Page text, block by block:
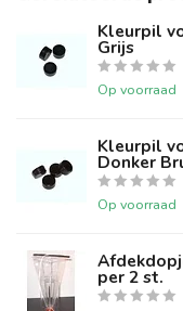
Kleurpil
Grijs
Op voorraad
Kleurpil
Donker
Op voorraad
per 2 st.